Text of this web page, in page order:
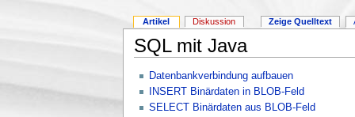
SQL mit Java
Datenbankverbindung aufbauen
INSERT Binärdaten in BLOB-Feld
SELECT Binärdaten aus BLOB-Feld
Artikel Diskussion Zeige Quelltext